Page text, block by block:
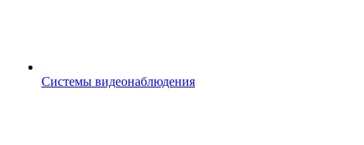
Системы видеонаблюдения